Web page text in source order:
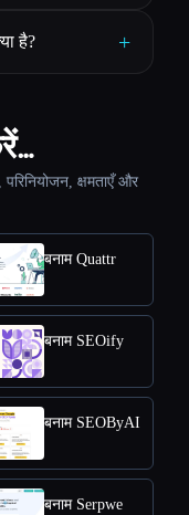
है? +
क्षमताएँ और
बनाम Quattr
बनाम SEOify
बनाम SEOByAI
बनाम Serpwe